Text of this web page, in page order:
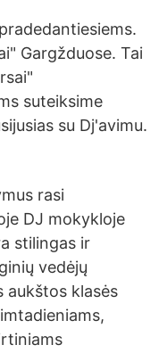
Gargžduose. Tai
suteiksime
su Dj'avimu.
rasi
DJ mokykloje
stilingas ir
vedėjų
aukštos klasės